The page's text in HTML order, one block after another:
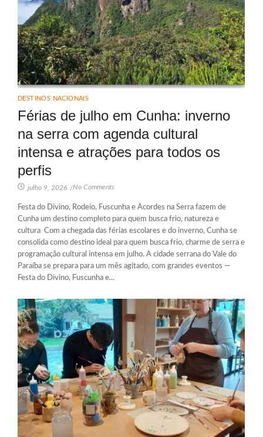
DESTINOS NACIONAIS
Férias de julho em Cunha: inverno
na serra com agenda cultural
intensa e atrações para todos os
perfis
julho 9, 2026 /No Comments
Festa do Divino, Rodeio, Fuscunha e Acordes na Serra fazem de
Cunha um destino completo para quem busca frio, natureza e
cultura Com a chegada das férias escolares e do inverno, Cunha se
consolida como destino ideal para quem busca frio, charme de serra e
programação cultural intensa em julho. A cidade serrana do Vale do
Paraíba se prepara para um mês agitado, com grandes eventos —
Festa do Divino, Fuscunha e...